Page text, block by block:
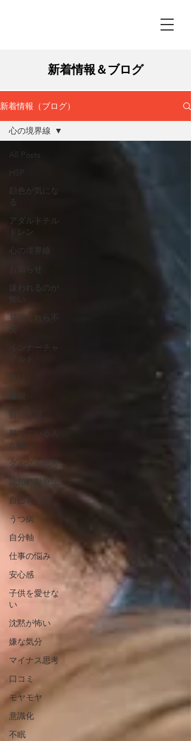
新着情報＆ブログ
新着情報（ブログ）
All Posts
HSP
顔色が気にな
る
アダルトチル
ドレン
心の境界線
お知らせ
嫌われるのが
怖い
見捨てれら不
安
インナーチャ
イルド
怒り
毒親
自己実現
怒っている人
が怖い
グルグル思考
認知行動療法
自己肯定感
うつ病
自分軸
仕事の悩み
安心感
子供を愛せな
い
沈黙が怖い
嫌な気分
マイナス思考
口コミ
モヤモヤ
意識化
不眠
心の境界線